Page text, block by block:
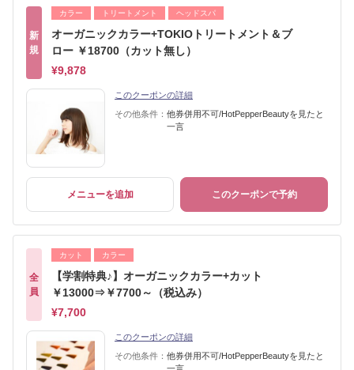
新
規
カラー トリートメント ヘッドスパ
オーガニックカラー+TOKIOトリートメント＆ブ
ロー ￥18700（カット無し）
¥9,878
このクーポンの詳細
その他条件： 他券併用不可/HotPepperBeautyを見たと
一言
メニューを追加 このクーポンで予約
全
員
カット カラー
【学割特典♪】オーガニックカラー+カット
￥13000⇒￥7700～（税込み）
¥7,700
このクーポンの詳細
その他条件： 他券併用不可/HotPepperBeautyを見たと